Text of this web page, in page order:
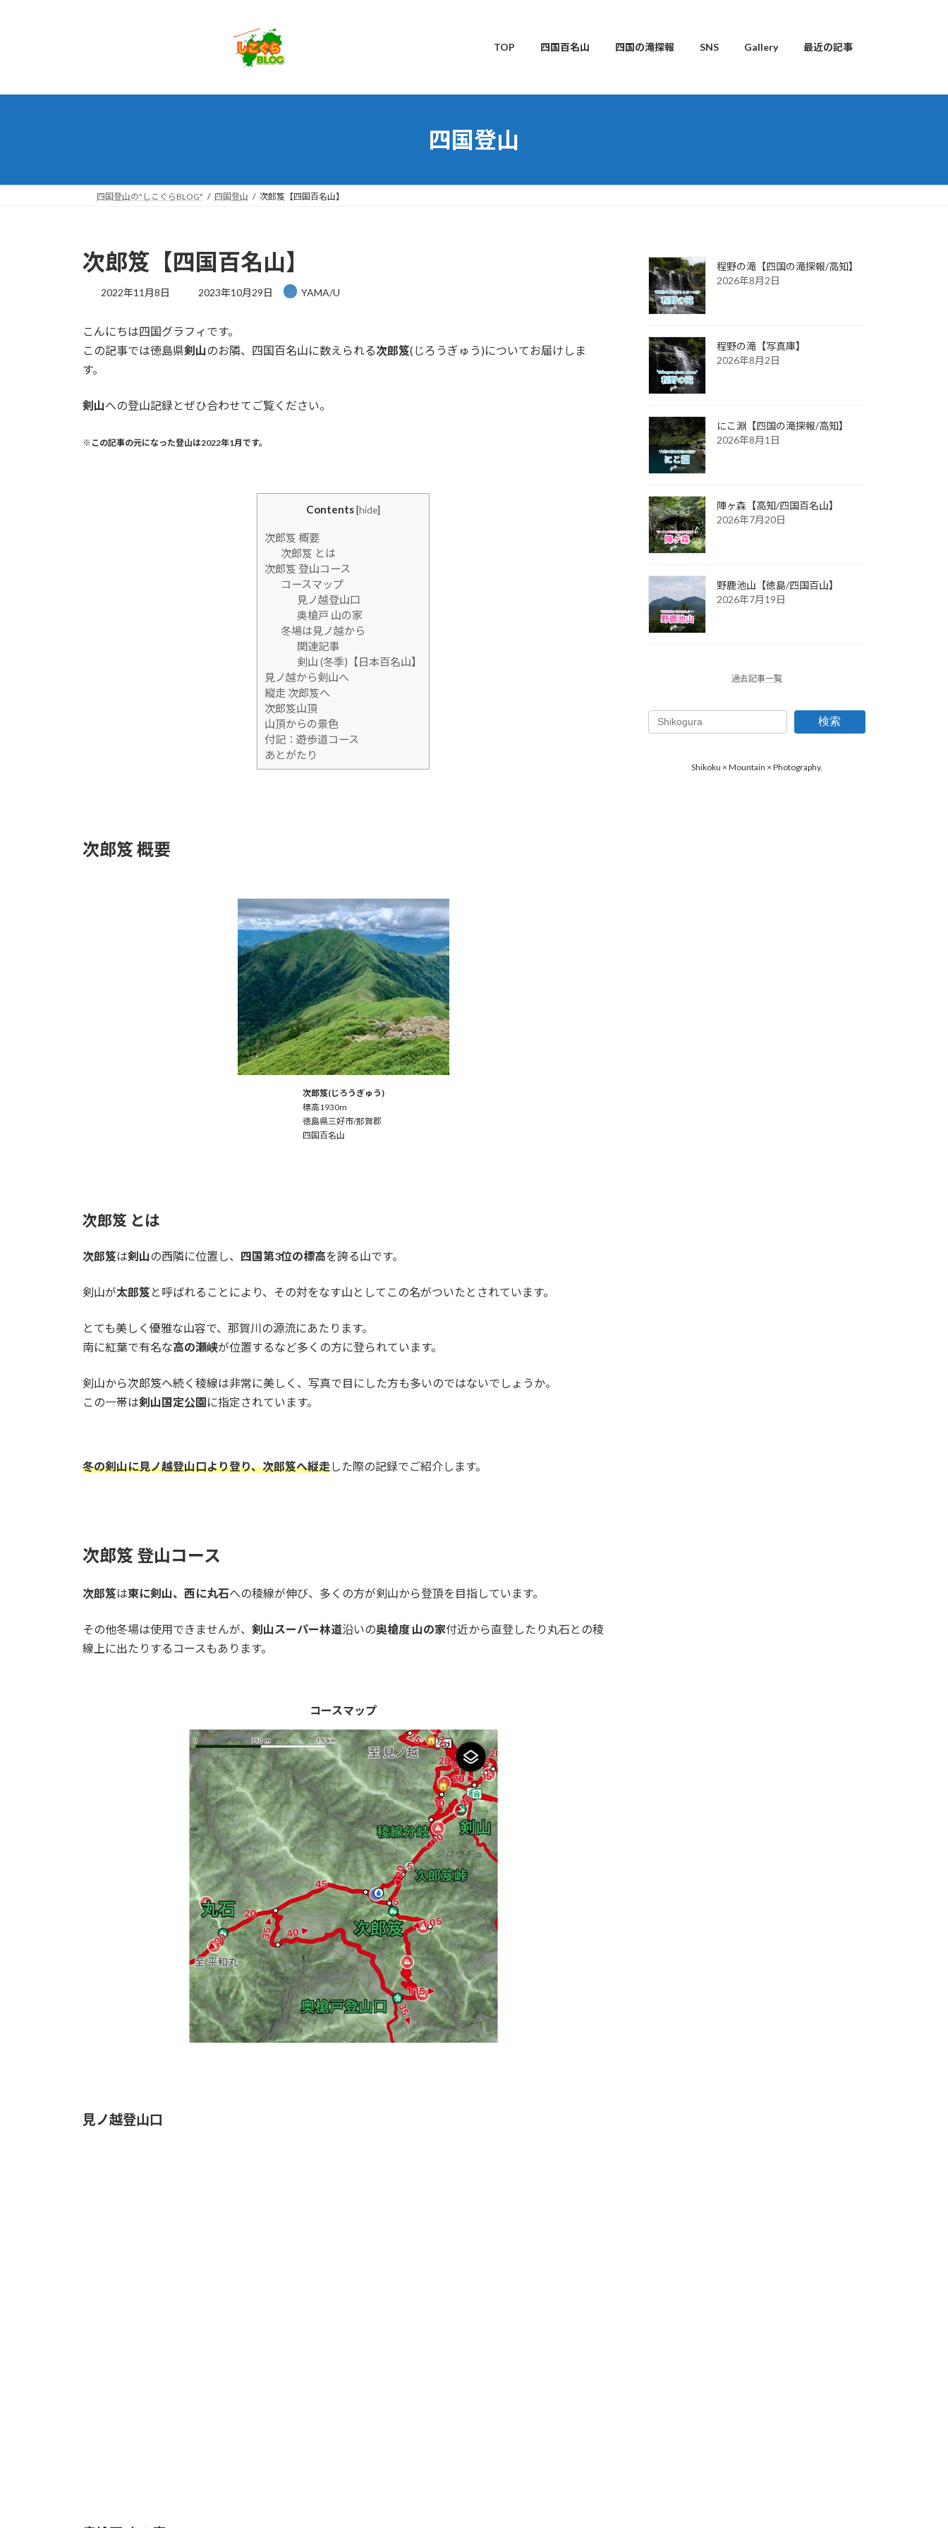
へ
ョ
TOP 四国百名山 四国の滝探報 SNS Gallery 最近の記事
四国登山
四国登山の"しこぐらBLOG" 四国登山 次郎笈【四国百名山】
次郎笈【四国百名山】
2022年11月8日
最
新
日
2023年10月29日 YAMA/U
こんにちは四国グラフィです。
この記事では徳島県剣山のお隣、四国百名山に数えられる次郎笈(じろうぎゅう)についてお届けしま
す。
剣山への登山記録とぜひ合わせてご覧ください。
※この記事の元になった登山は2022年1月です。
Contents[hide]
次郎笈 概要
次郎笈 とは
次郎笈 登山コース
コースマップ
見ノ越登山口
奥槍戸 山の家
冬場は見ノ越から
関連記事
剣山 (冬季)【日本百名山】
見ノ越から剣山へ
縦走 次郎笈へ
次郎笈山頂
山頂からの景色
付記：遊歩道コース
あとがたり
次郎笈 概要
次郎笈(じろうぎゅう)
標高1930m
徳島県三好市/那賀郡
四国百名山
次郎笈 とは
次郎笈は剣山の西隣に位置し、 四国第3位の標高を誇る山です。
剣山が太郎笈と呼ばれることにより、その対をなす山としてこの名がついたとされています。
とても美しく優雅な山容で、那賀川の源流にあたります。
南に紅葉で有名な高の瀬峡が位置するなど多くの方に登られています。
剣山から次郎笈へ続く稜線は非常に美しく、写真で目にした方も多いのではないでしょうか。
この一帯は剣山国定公園に指定されています。
冬の剣山に見ノ越登山口より登り、次郎笈へ縦走した際の記録でご紹介します。
次郎笈 登山コース
次郎笈は東に剣山、西に丸石への稜線が伸び、多くの方が剣山から登頂を目指しています。
その他冬場は使用できませんが、 剣山スーパー林道沿いの奥槍度 山の家付近から直登したり丸石との稜
線上に出たりするコースもあります。
コースマップ
見ノ越登山口
程野の滝【四国の滝探報/高知】
2026年8月2日
程野の滝【写真庫】
2026年8月2日
にこ淵【四国の滝探報/高知】
2026年8月1日
陣ヶ森【高知/四国百名山】
2026年7月20日
野鹿池山【徳島/四国百山】
2026年7月19日
過去記事一覧
検索
Shikoku × Mountain × Photography.